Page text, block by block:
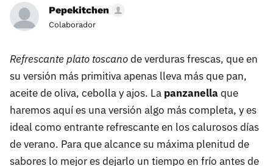
Pepekitchen
Colaborador
Refrescante plato toscanode verduras frescas, que en
su versión más primitiva apenas lleva más que pan,
aceite de oliva, cebolla y ajos. La panzanellaque
haremos aquí es una versión algo más completa, y es
ideal como entrante refrescante en los calurosos días
de verano. Para que alcance su máxima plenitud de
sabores lo mejor es dejarlo un tiempo en frío antes de